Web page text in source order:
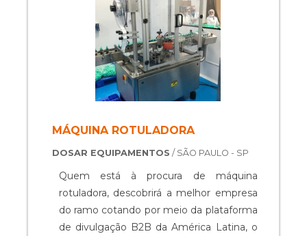
MÁQUINA ROTULADORA
DOSAR EQUIPAMENTOS / SÃO PAULO - SP
Quem está à procura de máquina
rotuladora, descobrirá a melhor empresa
do ramo cotando por meio da plataforma
de divulgação B2B da América Latina, o